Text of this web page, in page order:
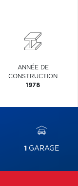
ANNÉE DE
CONSTRUCTION
1978
1 GARAGE